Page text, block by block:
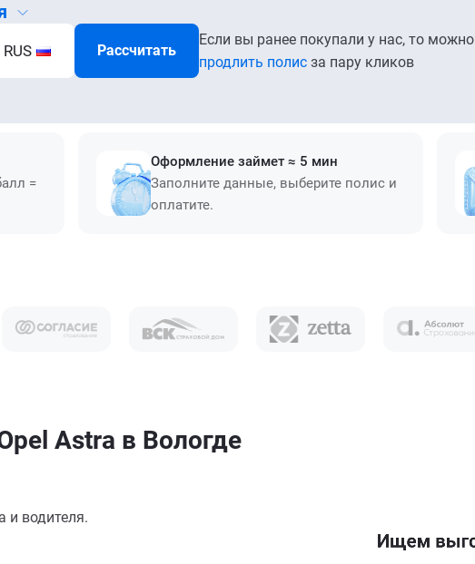
RUS Рассчитать
Если вы ранее покупали у нас, то можно
продлить полис за пару кликов
=
Оформление займет ≈ 5 мин
Заполните данные, выберите полис и
оплатите.
Astra в Вологде
и водителя.